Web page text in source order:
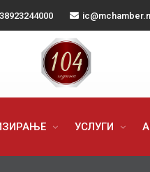
УСЛУГИ